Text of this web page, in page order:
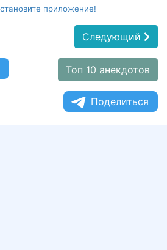
приложение!
Следующий
Топ 10 анекдотов
Поделиться